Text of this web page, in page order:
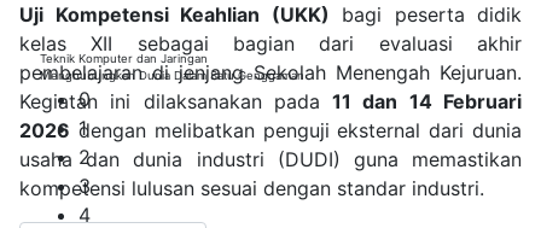
Teknik Komputer dan Jaringan
Menghubungkan Dunia Dalam Satu Genggaman
0
1
2
3
4
Uji Kompetensi Keahlian (UKK) bagi peserta didik
kelas XII sebagai bagian dari evaluasi akhir
pembelajaran di jenjang Sekolah Menengah Kejuruan.
Kegiatan ini dilaksanakan pada11 dan 14 Februari
2026 dengan melibatkan penguji eksternal dari dunia
usaha dan dunia industri (DUDI) guna memastikan
kompetensi lulusan sesuai dengan standar industri.